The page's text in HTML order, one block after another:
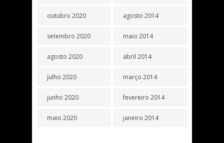
outubro 2020
setembro 2020
agosto 2020
julho 2020
junho 2020
maio 2020
agosto 2014
maio 2014
abril 2014
março 2014
fevereiro 2014
janeiro 2014